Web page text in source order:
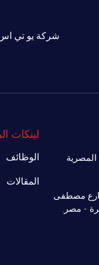
شركة يو تي اس
المصرية
مصطفى
- مصر.
لينكات
الوظائف
المقالات